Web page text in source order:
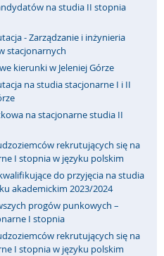
na studia II stopnia
- Zarządzanie i inżynieria
stacjonarnych
kierunki w Jeleniej Górze
na studia stacjonarne I i II
na stacjonarne studia II
rekrutujących się na
I stopnia w języku polskim
do przyjęcia na studia
akademickim 2023/2024
progów punkowych –
I stopnia
rekrutujących się na
I stopnia w języku polskim